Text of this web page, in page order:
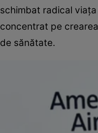
schimbat radical
concentrat pe
de sănătate.